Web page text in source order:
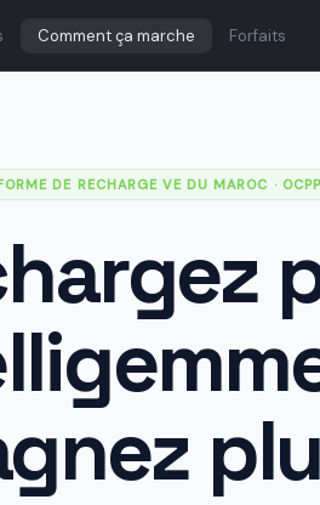
Comment ça marche Forfaits
DE RECHARGE VE DU MAROC ·